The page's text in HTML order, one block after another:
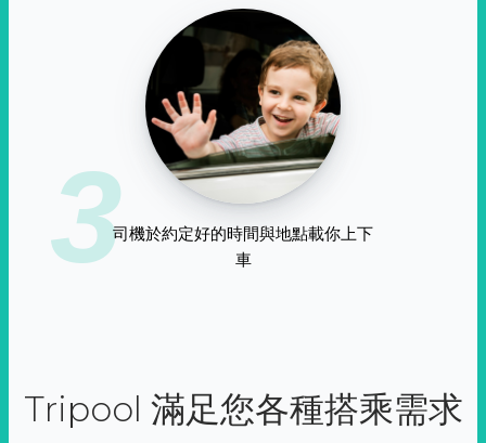
3司機於約定好的時間與地點載你上下
車
Tripool 滿足您各種搭乘需求